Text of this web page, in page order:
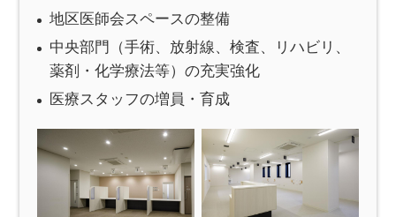
地区医師会スペースの整備
中央部門（手術、放射線、検査、リハビリ、
薬剤・化学療法等）の充実強化
医療スタッフの増員・育成